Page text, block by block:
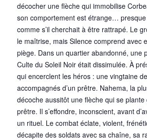
décocher une flèche qui immobilise
son comportement est étrange…
comme s’il cherchait à être rattrapé. Le
le maîtrise, mais Silence comprend avec
piège. Dans un quartier abandonné, une
Culte du Soleil Noir était dissimulée. À
qui encerclent les héros : une vingtaine
accompagnés d’un prêtre. Nahema, la
décoche aussitôt une flèche qui se plante
prêtre. Il s’effondre, inconscient, avant
un rituel. Le combat éclate, violent,
décapite des soldats avec sa chaîne, sa